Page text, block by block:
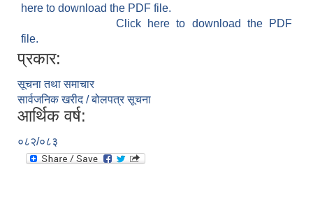
here to download the PDF file.
Click here to download the PDF
file.
प्रकार:
सूचना तथा समाचार
सार्वजनिक खरीद / बोलपत्र सूचना
आर्थिक वर्ष:
०८२/०८३